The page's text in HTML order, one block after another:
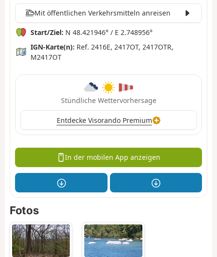
Mit öffentlichen Verkehrsmitteln anreisen
Start/Ziel: N 48.421946° / E 2.748956°
IGN-Karte(n): Ref. 2416E, 2417OT, 2417OTR,
M2417OT
Stündliche Wettervorhersage
Entdecke Visorando Premium
In der mobilen App anzeigen
Fotos